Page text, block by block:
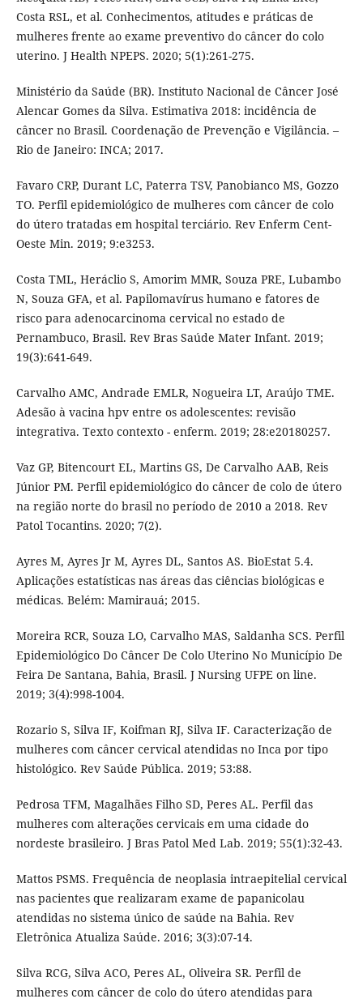
Costa RSL, et al. Conhecimentos, atitudes e práticas de
mulheres frente ao exame preventivo do câncer do colo
uterino. J Health NPEPS. 2020; 5(1):261-275.
Ministério da Saúde (BR). Instituto Nacional de Câncer José
Alencar Gomes da Silva. Estimativa 2018: incidência de
câncer no Brasil. Coordenação de Prevenção e Vigilância. –
Rio de Janeiro: INCA; 2017.
Favaro CRP, Durant LC, Paterra TSV, Panobianco MS, Gozzo
TO. Perfil epidemiológico de mulheres com câncer de colo
do útero tratadas em hospital terciário. Rev Enferm Cent-
Oeste Min. 2019; 9:e3253.
Costa TML, Heráclio S, Amorim MMR, Souza PRE, Lubambo
N, Souza GFA, et al. Papilomavírus humano e fatores de
risco para adenocarcinoma cervical no estado de
Pernambuco, Brasil. Rev Bras Saúde Mater Infant. 2019;
19(3):641-649.
Carvalho AMC, Andrade EMLR, Nogueira LT, Araújo TME.
Adesão à vacina hpv entre os adolescentes: revisão
integrativa. Texto contexto - enferm. 2019; 28:e20180257.
Vaz GP, Bitencourt EL, Martins GS, De Carvalho AAB, Reis
Júnior PM. Perfil epidemiológico do câncer de colo de útero
na região norte do brasil no período de 2010 a 2018. Rev
Patol Tocantins. 2020; 7(2).
Ayres M, Ayres Jr M, Ayres DL, Santos AS. BioEstat 5.4.
Aplicações estatísticas nas áreas das ciências biológicas e
médicas. Belém: Mamirauá; 2015.
Moreira RCR, Souza LO, Carvalho MAS, Saldanha SCS. Perfil
Epidemiológico Do Câncer De Colo Uterino No Município De
Feira De Santana, Bahia, Brasil. J Nursing UFPE on line.
2019; 3(4):998-1004.
Rozario S, Silva IF, Koifman RJ, Silva IF. Caracterização de
mulheres com câncer cervical atendidas no Inca por tipo
histológico. Rev Saúde Pública. 2019; 53:88.
Pedrosa TFM, Magalhães Filho SD, Peres AL. Perfil das
mulheres com alterações cervicais em uma cidade do
nordeste brasileiro. J Bras Patol Med Lab. 2019; 55(1):32-43.
Mattos PSMS. Frequência de neoplasia intraepitelial cervical
nas pacientes que realizaram exame de papanicolau
atendidas no sistema único de saúde na Bahia. Rev
Eletrônica Atualiza Saúde. 2016; 3(3):07-14.
Silva RCG, Silva ACO, Peres AL, Oliveira SR. Perfil de
mulheres com câncer de colo do útero atendidas para